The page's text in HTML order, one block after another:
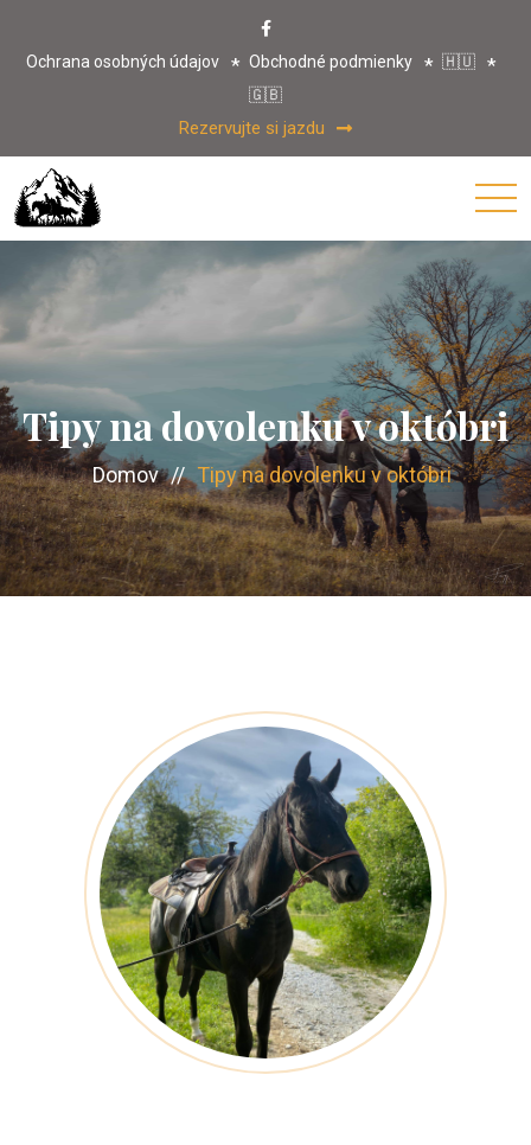
Ochrana osobných údajov Obchodné podmienky
🇭🇺
🇬🇧
Rezervujte si jazdu
Tipy na dovolenku v októbri
Domov // Tipy na dovolenku v októbri